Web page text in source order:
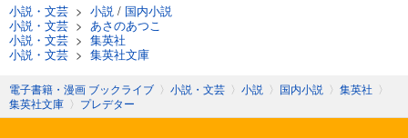
小説・文芸 > 小説 / 国内小説
小説・文芸 > あさのあつこ
小説・文芸 > 集英社
小説・文芸 > 集英社文庫
電子書籍・漫画 ブックライブ 〉 小説・文芸 〉 小説 〉 国内小説 〉 集英社 〉
集英社文庫 〉 プレデター